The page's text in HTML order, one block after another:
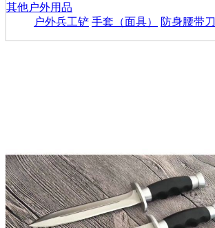
其他户外用品
户外兵工铲 手套（面具） 防身腰带刀